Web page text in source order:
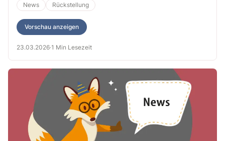
festgestellt wird, hat nun das Finanzgericht Berlin-Brandenburg mit
Urteil vom 18.11.2025 (Az. 8 K 8017/23) entschieden.
News Rückstellung
Vorschau anzeigen
23.03.2026·1 Min Lesezeit